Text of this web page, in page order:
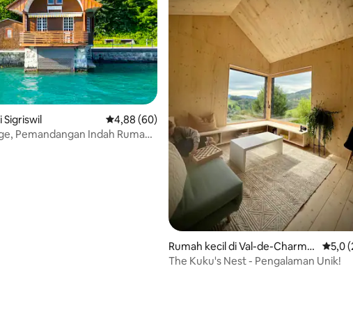
59 ulasan
Nilai rata-rata 4,88 dari 5, 60 ulasan
4,88 (60)
Pemandangan Indah Rumah
Rumah kecil di Val-de-Charme
y
Nilai
5,0
The Kuku's Nest - Pengalaman Unik!